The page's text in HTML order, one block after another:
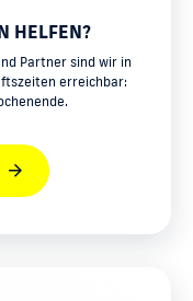
HELFEN?
Partner sind wir in
erreichbar: